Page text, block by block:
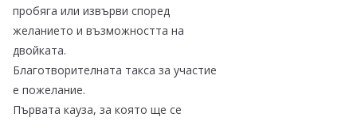
пробяга или извърви според
желанието и възможността на
двойката.
Благотворителната такса за участие
е пожелание.
Първата кауза, за която ще се